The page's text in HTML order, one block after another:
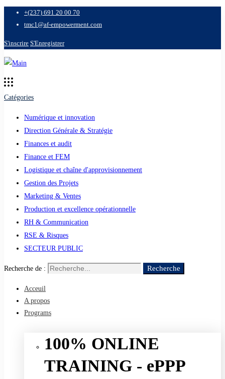
+(237) 691 20 00 70
tmc1@af-empowerment.com
S'inscrire S'Enregistrer
Catégories
Numérique et innovation
Direction Générale & Stratégie
Finances et audit
Finance et FEM
Logistique et chaîne d'approvisionnement
Gestion des Projets
Marketing & Ventes
Production et excellence opérationnelle
RH & Communication
RSE & Risques
SECTEUR PUBLIC
Recherche de : Recherche
Acceuil
A propos
Programs
100% ONLINE
TRAINING - ePPP